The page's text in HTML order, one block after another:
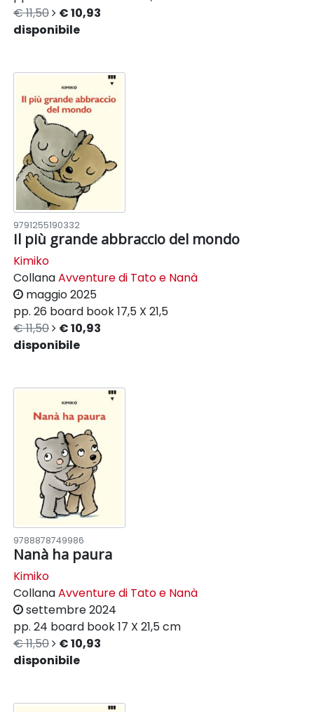
€ 11,50
€ 10,93
disponibile
9791255190332
Il più grande abbraccio del mondo
Kimiko
CollanaAvventure di Tato e Nanà
maggio 2025
pp. 26 board book17,5 X 21,5
€ 11,50
€ 10,93
disponibile
9788878749986
Nanà ha paura
Kimiko
CollanaAvventure di Tato e Nanà
settembre 2024
pp. 24 board book17 X 21,5 cm
€ 11,50
€ 10,93
disponibile